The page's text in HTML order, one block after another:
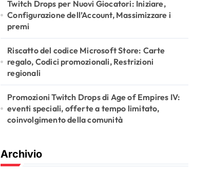
Twitch Drops per Nuovi Giocatori: Iniziare,
Configurazione dell’Account, Massimizzare i
premi
Riscatto del codice Microsoft Store: Carte
regalo, Codici promozionali, Restrizioni
regionali
Promozioni Twitch Drops di Age of Empires IV:
eventi speciali, offerte a tempo limitato,
coinvolgimento della comunità
Archivio